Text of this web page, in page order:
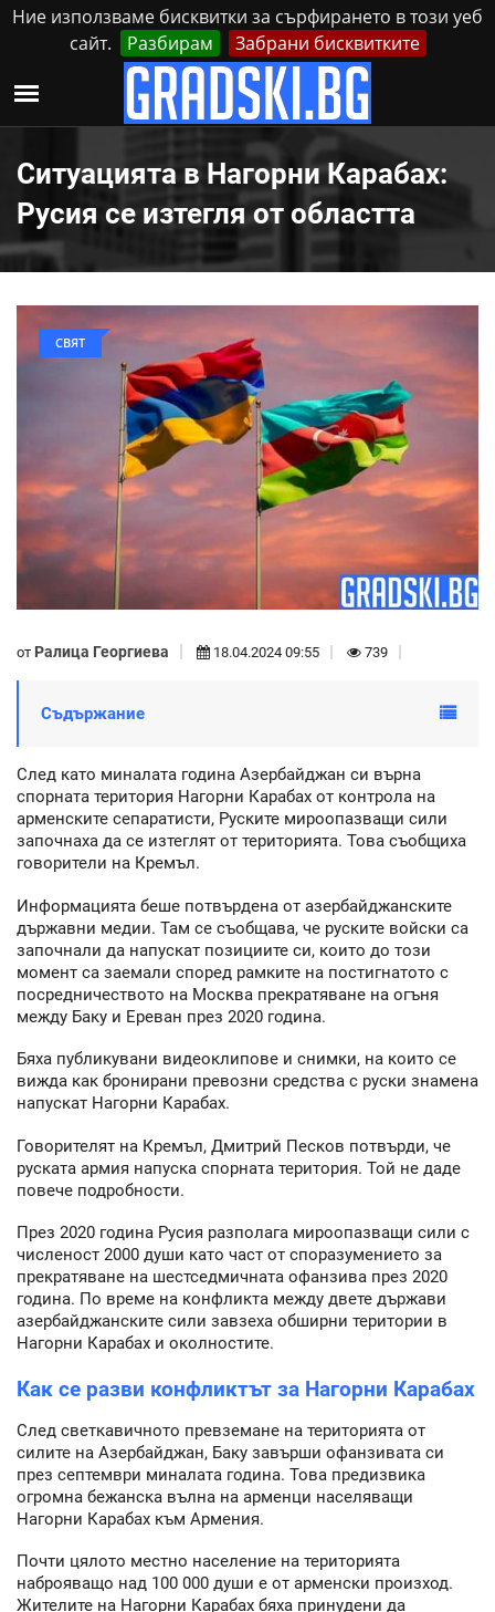
Ние използваме бисквитки за сърфирането в този уеб
сайт.
Разбирам Забрани бисквитките
Четвъртък, 6 Август, 2026 Реклама Контакти
Ситуацията в Нагорни Карабах:
Русия се изтегля от областта
СВЯТ
от Ралица Георгиева 18.04.2024 09:55 739
Съдържание
След като миналата година Азербайджан си върна
спорната територия Нагорни Карабах от контрола на
арменските сепаратисти, Руските мироопазващи сили
започнаха да се изтеглят от територията. Това съобщиха
говорители на Кремъл.
Информацията беше потвърдена от азербайджанските
държавни медии. Там се съобщава, че руските войски са
започнали да напускат позициите си, които до този
момент са заемали според рамките на постигнатото с
посредничеството на Москва прекратяване на огъня
между Баку и Ереван през 2020 година.
Бяха публикувани видеоклипове и снимки, на които се
вижда как бронирани превозни средства с руски знамена
напускат Нагорни Карабах.
Говорителят на Кремъл, Дмитрий Песков потвърди, че
руската армия напуска спорната територия. Той не даде
повече подробности.
През 2020 година Русия разполага мироопазващи сили с
численост 2000 души като част от споразумението за
прекратяване на шестседмичната офанзива през 2020
година. По време на конфликта между двете държави
азербайджанските сили завзеха обширни територии в
Нагорни Карабах и околностите.
Как се разви конфликтът за Нагорни Карабах
След светкавичното превземане на територията от
силите на Азербайджан, Баку завърши офанзивата си
през септември миналата година. Това предизвика
огромна бежанска вълна на арменци населяващи
Нагорни Карабах към Армения.
Почти цялото местно население на територията
наброяващо над 100 000 души е от арменски произход.
Жителите на Нагорни Карабах бяха принудени да